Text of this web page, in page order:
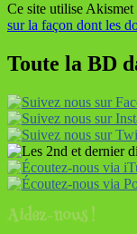
Ce site utilise Akismet
sur la façon dont les
Toute la BD
Aidez-nous !